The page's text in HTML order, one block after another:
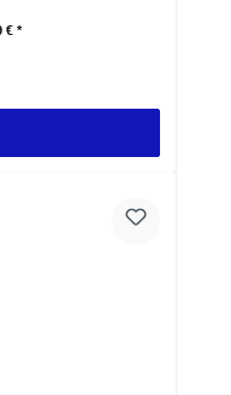
€ *
Preis: